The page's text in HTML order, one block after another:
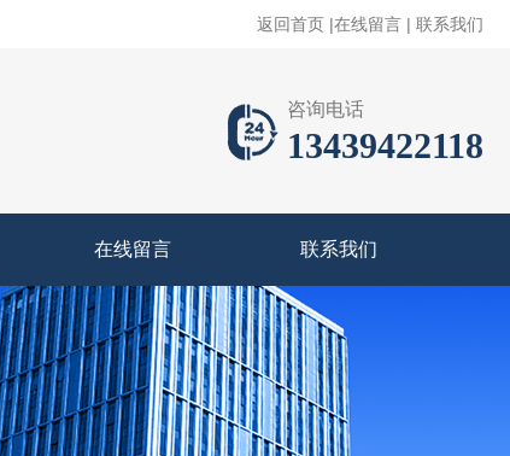
返回首页 |在线留言 | 联系我们
咨询电话
13439422118
在线留言 联系我们